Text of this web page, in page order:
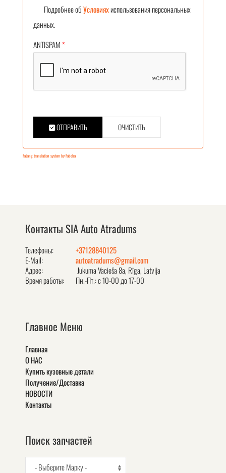
Подробнее обУсловияхиспользования персональных
данных.
ANTISPAM*
ОТПРАВИТЬ ОЧИСТИТЬ
FaLang translation system by Faboba
Контакты SIA Auto Atradums
Телефоны:
+37128840125
E-Mail:
autoatradums@gmail.com
Адрес:
Jukuma Vacieša 8a, Rīga, Latvija
Время работы:
Пн.-Пт.: с 10-00 до 17-00
Главное Меню
Главная
О НАС
Купить кузовные детали
Получение/Доставка
НОВОСТИ
Контакты
Поиск запчастей
- Выберите Марку -